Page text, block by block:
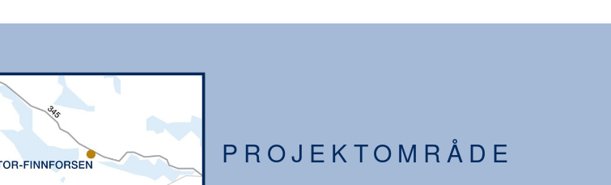
PROJEKTOMRÅDE